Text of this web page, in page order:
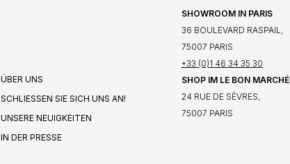
ÜBER UNS
SCHLIESSEN SIE SICH UNS AN!
UNSERE NEUIGKEITEN
IN DER PRESSE
SHOWROOM IN PARIS
36 BOULEVARD RASPAIL,
75007 PARIS
+33 (0)1 46 34 35 30
SHOP IM LE BON MARCHÉ
24 RUE DE SÈVRES,
75007 PARIS